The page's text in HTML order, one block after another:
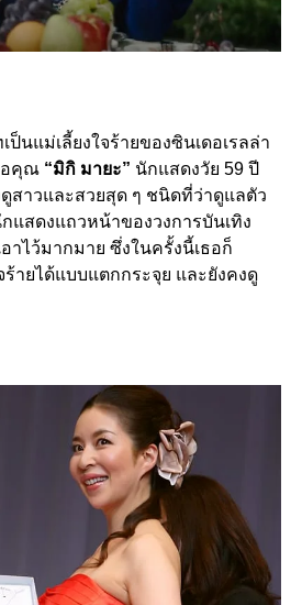
นแม่เลี้ยงใจร้ายของซินเดอเรลล่า
อคุณ“มิกิ มายะ” นักแสดงวัย 59 ปี
สาวและสวยสุด ๆ ชนิดที่ว่าดูแลตัว
แสดงแถวหน้าของวงการบันเทิง
าไว้มากมาย ซึ่งในครั้งนี้เธอก็
ายได้แบบแตกกระจุย และยังคงดู